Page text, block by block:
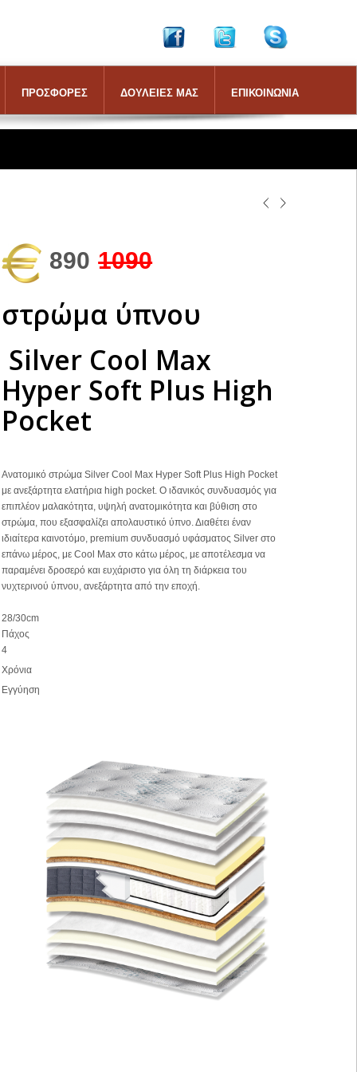
ΠΡΟΣΦΟΡΕΣ ΔΟΥΛΕΙΕΣ ΜΑΣ ΕΠΙΚΟΙΝΩΝΙΑ
890 1090
στρώμα ύπνου
Silver Cool Max
Hyper Soft Plus High
Pocket
Ανατομικό στρώμα Silver Cool Max Hyper Soft Plus High Pocket
με ανεξάρτητα ελατήρια high pocket. Ο ιδανικός συνδυασμός για
επιπλέον μαλακότητα, υψηλή ανατομικότητα και βύθιση στο
στρώμα, που εξασφαλίζει απολαυστικό ύπνο. Διαθέτει έναν
ιδιαίτερα καινοτόμο, premium συνδυασμό υφάσματος Silver στο
επάνω μέρος, με Cool Max στο κάτω μέρος, με αποτέλεσμα να
παραμένει δροσερό και ευχάριστο για όλη τη διάρκεια του
νυχτερινού ύπνου, ανεξάρτητα από την εποχή.
28/30cm
Πάχος
4
Χρόνια
Εγγύηση